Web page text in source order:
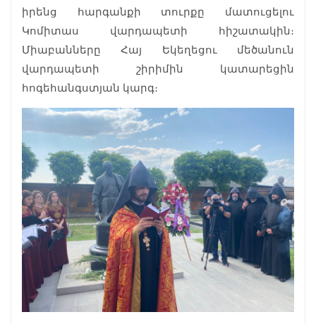
իրենց հարգանքի տուրքը մատուցելու
Կոմիտաս վարդապետի հիշատակին։
Միաբանները Հայ Եկեղեցու մեծանուն
վարդապետի շիրիմին կատարեցին
հոգեհանգստյան կարգ։